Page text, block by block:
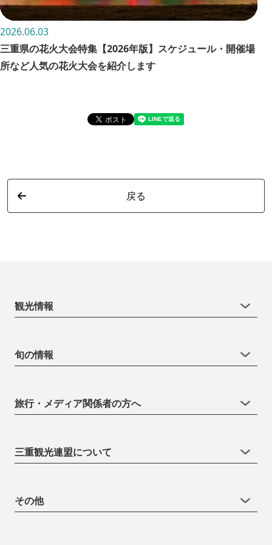
2026.06.03
三重県の花火大会特集【2026年版】スケジュール・開催場
所など人気の花火大会を紹介します
戻る
観光情報
旬の情報
旅行・メディア関係者の方へ
三重観光連盟について
その他